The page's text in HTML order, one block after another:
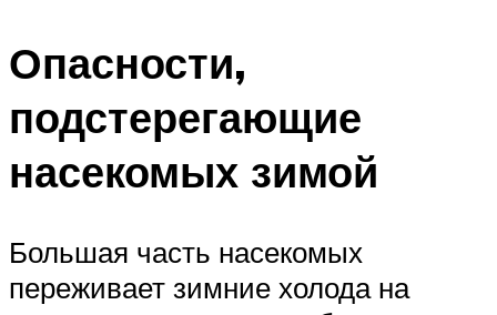
Опасности,
подстерегающие
насекомых зимой
Большая часть насекомых
переживает зимние холода на